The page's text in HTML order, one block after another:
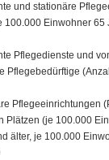
und stationäre
100.000 Einwohner 65
Pflegedienste und
Pflegebedürftige
Pflegeeinrichtungen
Plätzen (je 100.000
älter, je 100.000